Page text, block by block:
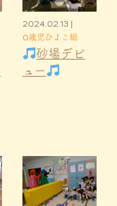
2024.02.13 |
0歳児ひよこ組
砂場デビ
ュー